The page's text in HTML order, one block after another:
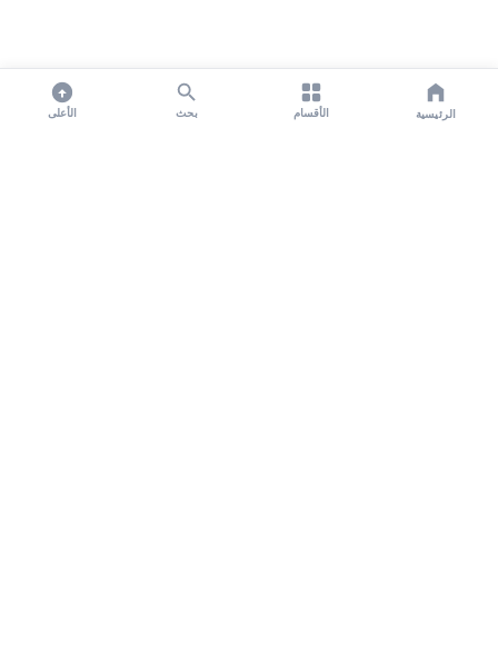
الرئيسية الأقسام بحث الأعلى